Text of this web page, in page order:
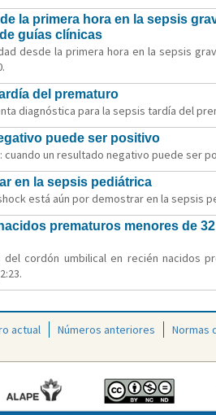
la primera hora en la sepsis
guías clínicas
desde la primera hora en la sepsis
del prematuro
diagnóstica para la sepsis tardía del
puede ser positivo
un resultado negativo puede ser
en la sepsis pediátrica
está aún por demostrar en la sepsis
prematuros menores de
cordón umbilical en recién nacidos
actual Números anteriores Normas